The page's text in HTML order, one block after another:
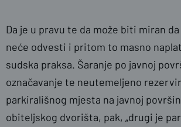
Da je u pravu te da može biti miran
neće odvesti i pritom to masno
sudska praksa. Šaranje po javnoj
označavanje te neutemeljeno
parkirališnog mjesta na javnoj
obiteljskog dvorišta, pak, „drugi je par